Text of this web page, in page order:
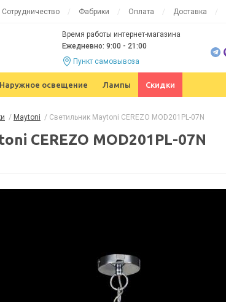
Сотрудничество Фабрики Оплата Доставка
Время работы интернет-магазина
Ежедневно: 9:00 - 21:00
Пункт самовывоза
Наружное освещение Лампы Скидки
/ Maytoni / Светильник Maytoni CEREZO MOD201PL-07N
CEREZO MOD201PL-07N